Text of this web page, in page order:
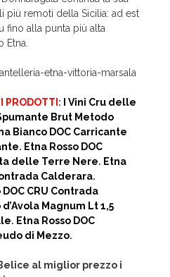
più remoti della Sicilia: ad est
fino alla punta più alta
Etna.
PRODOTTI :
I Vini Cru delle
Brut Metodo
Bianco DOC Carricante
. Etna Rosso DOC
delle Terre Nere. Etna
Calderara.
CRU Contrada
Magnum Lt 1,5
. Etna Rosso DOC
di Mezzo.
al miglior prezzo i